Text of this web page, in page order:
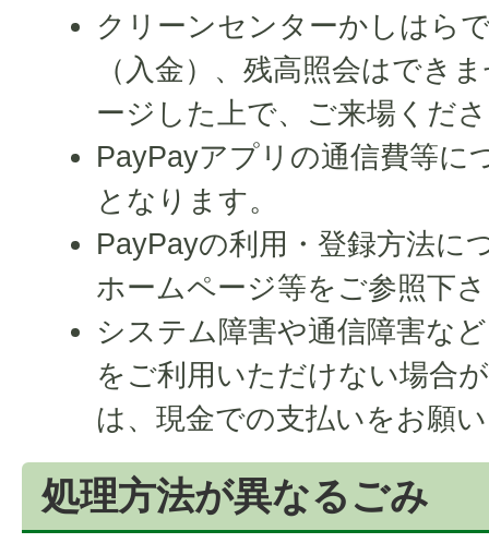
クリーンセンターかしはら
（入金）、残高照会はでき
ージした上で、ご来場くだ
PayPayアプリの通信費等に
となります。
PayPayの利用・登録方法に
ホームページ等をご参照下
システム障害や通信障害な
をご利用いただけない場合
は、現金での支払いをお願
処理方法が異なるごみ